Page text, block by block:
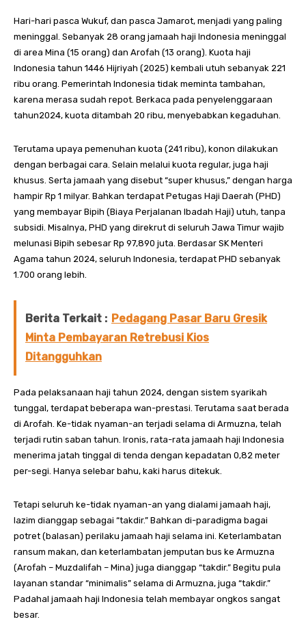
Hari-hari pasca Wukuf, dan pasca Jamarot, menjadi yang paling
meninggal. Sebanyak 28 orang jamaah haji Indonesia meninggal
di area Mina (15 orang) dan Arofah (13 orang). Kuota haji
Indonesia tahun 1446 Hijriyah (2025) kembali utuh sebanyak 221
ribu orang. Pemerintah Indonesia tidak meminta tambahan,
karena merasa sudah repot. Berkaca pada penyelenggaraan
tahun2024, kuota ditambah 20 ribu, menyebabkan kegaduhan.
Terutama upaya pemenuhan kuota (241 ribu), konon dilakukan
dengan berbagai cara. Selain melalui kuota regular, juga haji
khusus. Serta jamaah yang disebut “super khusus,” dengan harga
hampir Rp 1 milyar. Bahkan terdapat Petugas Haji Daerah (PHD)
yang membayar Bipih (Biaya Perjalanan Ibadah Haji) utuh, tanpa
subsidi. Misalnya, PHD yang direkrut di seluruh Jawa Timur wajib
melunasi Bipih sebesar Rp 97,890 juta. Berdasar SK Menteri
Agama tahun 2024, seluruh Indonesia, terdapat PHD sebanyak
1.700 orang lebih.
Berita Terkait : Pedagang Pasar Baru Gresik
Minta Pembayaran Retrebusi Kios
Ditangguhkan
Pada pelaksanaan haji tahun 2024, dengan sistem syarikah
tunggal, terdapat beberapa wan-prestasi. Terutama saat berada
di Arofah. Ke-tidak nyaman-an terjadi selama di Armuzna, telah
terjadi rutin saban tahun. Ironis, rata-rata jamaah haji Indonesia
menerima jatah tinggal di tenda dengan kepadatan 0,82 meter
per-segi. Hanya selebar bahu, kaki harus ditekuk.
Tetapi seluruh ke-tidak nyaman-an yang dialami jamaah haji,
lazim dianggap sebagai “takdir.” Bahkan di-paradigma bagai
potret (balasan) perilaku jamaah haji selama ini. Keterlambatan
ransum makan, dan keterlambatan jemputan bus ke Armuzna
(Arofah – Muzdalifah – Mina) juga dianggap “takdir.” Begitu pula
layanan standar “minimalis” selama di Armuzna, juga “takdir.”
Padahal jamaah haji Indonesia telah membayar ongkos sangat
besar.